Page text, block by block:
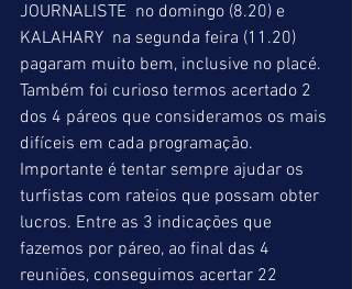
JOURNALISTE  no domingo (8.20) e
KALAHARY  na segunda feira (11.20)
pagaram muito bem, inclusive no placé.
Também foi curioso termos acertado 2
dos 4 páreos que consideramos os mais
difíceis em cada programação.
Importante é tentar sempre ajudar os
turfistas com rateios que possam obter
lucros. Entre as 3 indicações que
fazemos por páreo, ao final das 4
reuniões, conseguimos acertar 22